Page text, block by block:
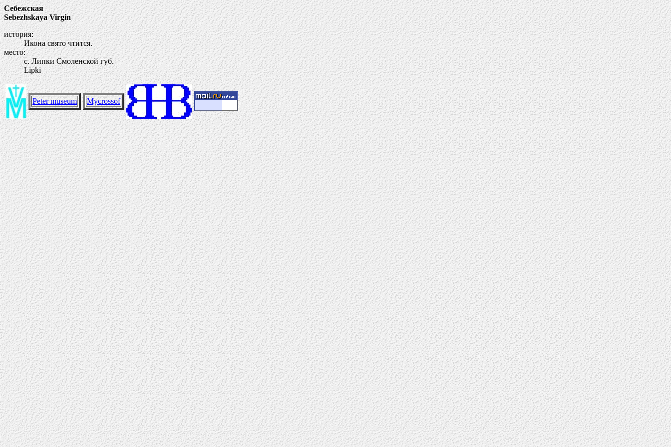
Себежская
Sebezhskaya Virgin
история:
Икона свято чтится.
место:
с. Липки Смоленской губ.
Lipki
Peter museum Mycrossof